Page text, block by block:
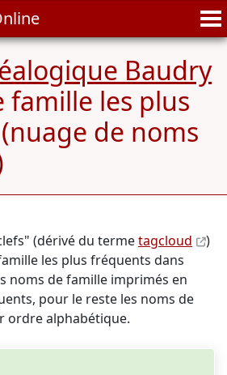
Baudry
famille les plus
de noms
(dérivé du termetagcloud
)
les plus fréquents dans
noms de famille imprimés en
pour le reste les noms de
ordre alphabétique.